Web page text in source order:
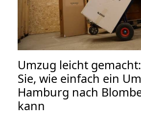
Umzug leicht
Sie, wie einfach ein
Hamburg nach
kann